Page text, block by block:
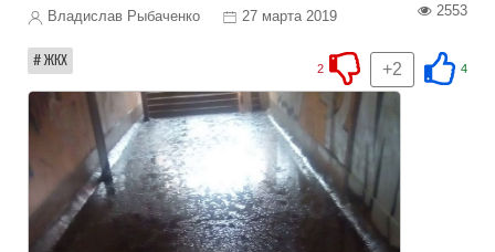
Владислав Рыбаченко 27 марта 2019 2553
ЖКХ 4
+2
2